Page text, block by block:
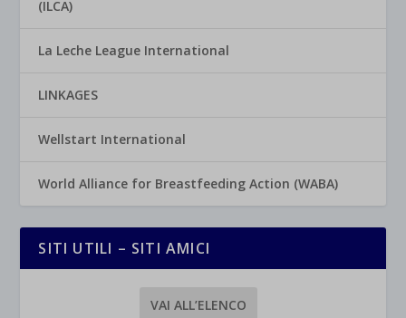
(ILCA)
La Leche League International
LINKAGES
Wellstart International
World Alliance for Breastfeeding Action (WABA)
SITI UTILI – SITI AMICI
VAI ALL’ELENCO